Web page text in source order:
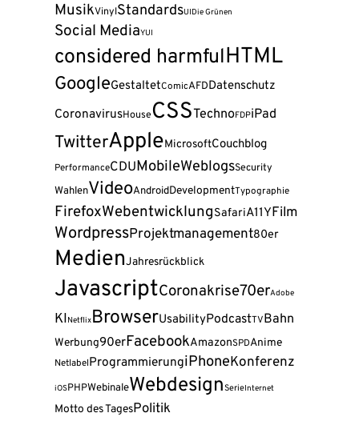
MusikVinylStandardsUIDie Grünen
Social MediaYUI
considered harmfulHTML
GoogleGestaltetComicAFDDatenschutz
CoronavirusHouseCSSTechnoFDPiPad
TwitterAppleMicrosoftCouchblog
PerformanceCDUMobileWeblogsSecurity
WahlenVideoAndroidDevelopmentTypographie
FirefoxWebentwicklungSafariA11YFilm
WordpressProjektmanagement80er
MedienJahresrückblick
JavascriptCoronakrise70erAdobe
KINetflixBrowserUsabilityPodcastTVBahn
Werbung90erFacebookAmazonSPDAnime
NetlabelProgrammierungiPhoneKonferenz
iOSPHPWebinaleWebdesignSerieInternet
Motto des TagesPolitik